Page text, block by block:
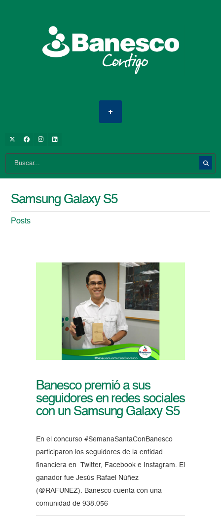
Samsung Galaxy S5
Posts
Banesco premió a sus
seguidores en redes sociales
con un Samsung Galaxy S5
En el concurso #SemanaSantaConBanesco
participaron los seguidores de la entidad
financiera en Twitter, Facebook e Instagram. El
ganador fue Jesús Rafael Núñez
(@RAFUNEZ). Banesco cuenta con una
comunidad de 938.056